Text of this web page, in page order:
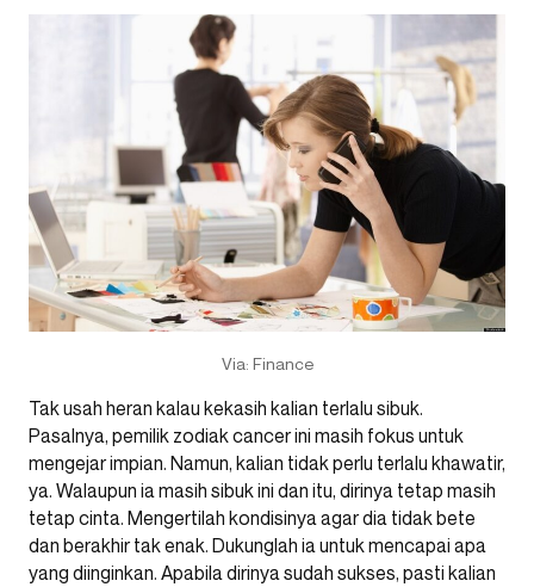
Via: Finance
Tak usah heran kalau kekasih kalian terlalu sibuk.
Pasalnya, pemilik zodiak cancer ini masih fokus untuk
mengejar impian. Namun, kalian tidak perlu terlalu khawatir,
ya. Walaupun ia masih sibuk ini dan itu, dirinya tetap masih
tetap cinta. Mengertilah kondisinya agar dia tidak bete
dan berakhir tak enak. Dukunglah ia untuk mencapai apa
yang diinginkan. Apabila dirinya sudah sukses, pasti kalian